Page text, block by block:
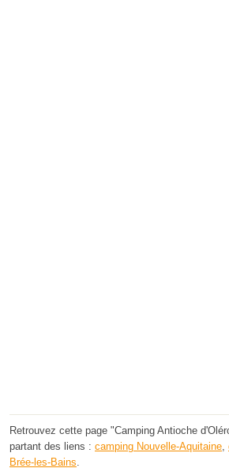
Retrouvez cette page "Camping Antioche
partant des liens : camping Nouvelle-Aquitaine
Brée-les-Bains